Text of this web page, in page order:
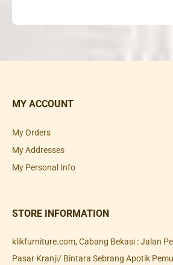
MY ACCOUNT
My Orders
My Addresses
My Personal Info
STORE INFORMATION
klikfurniture.com, Cabang Bekasi : Jalan
Pasar Kranji/ Bintara Sebrang Apotik